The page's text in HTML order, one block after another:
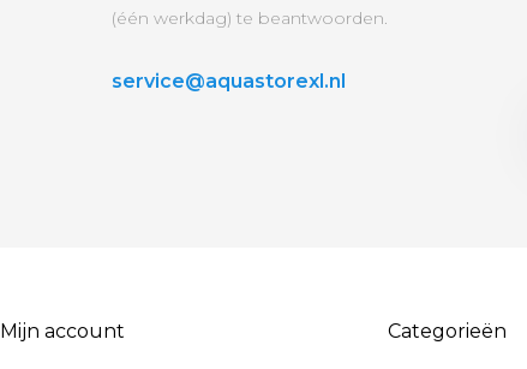
(één werkdag) te beantwoorden.
service@aquastorexl.nl
Mijn account Categorieën